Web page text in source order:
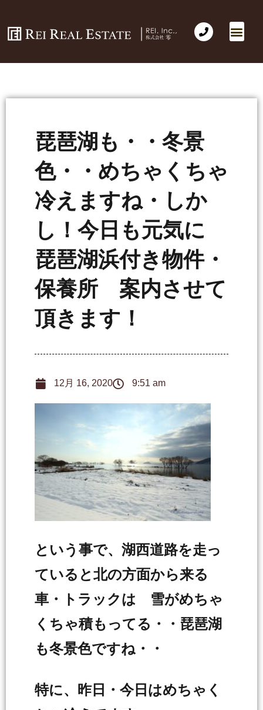
琵琶湖も・・冬景
色・・めちゃくちゃ
冷えますね・しか
し！今日も元気に
琵琶湖浜付き物件・
保養所 案内させて
頂きます！
12月 16, 2020 9:51 am
という事で、湖西道路を走っ
ていると北の方面から来る
車・トラックは 雪がめちゃ
くちゃ積もってる・・琵琶湖
も冬景色ですね・・
特に、昨日・今日はめちゃく